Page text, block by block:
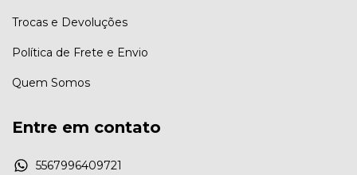
Trocas e Devoluções
Política de Frete e Envio
Quem Somos
Entre em contato
5567996409721